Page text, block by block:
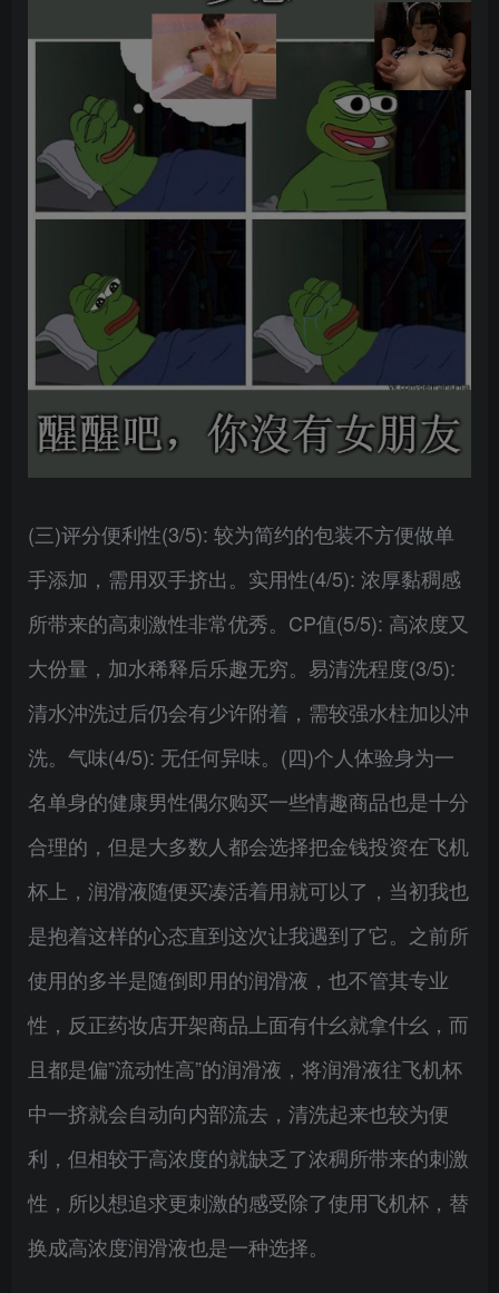
(三)评分便利性(3/5): 较为简约的包装不方便做单
手添加，需用双手挤出。实用性(4/5): 浓厚黏稠感
所带来的高刺激性非常优秀。CP值(5/5): 高浓度又
大份量，加水稀释后乐趣无穷。易清洗程度(3/5):
清水沖洗过后仍会有少许附着，需较强水柱加以沖
洗。气味(4/5): 无任何异味。(四)个人体验身为一
名单身的健康男性偶尔购买一些情趣商品也是十分
合理的，但是大多数人都会选择把金钱投资在飞机
杯上，润滑液随便买凑活着用就可以了，当初我也
是抱着这样的心态直到这次让我遇到了它。之前所
使用的多半是随倒即用的润滑液，也不管其专业
性，反正药妆店开架商品上面有什幺就拿什幺，而
且都是偏”流动性高”的润滑液，将润滑液往飞机杯
中一挤就会自动向内部流去，清洗起来也较为便
利，但相较于高浓度的就缺乏了浓稠所带来的刺激
性，所以想追求更刺激的感受除了使用飞机杯，替
换成高浓度润滑液也是一种选择。